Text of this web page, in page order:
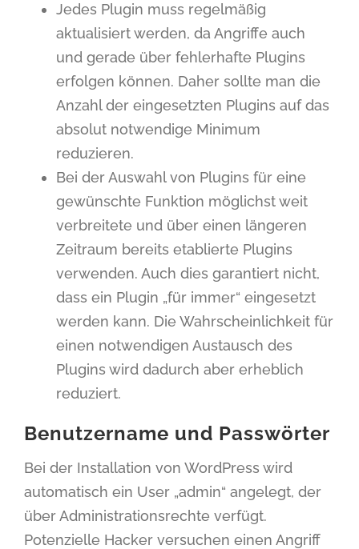
Jedes Plugin muss regelmäßig
aktualisiert werden, da Angriffe auch
und gerade über fehlerhafte Plugins
erfolgen können. Daher sollte man die
Anzahl der eingesetzten Plugins auf das
absolut notwendige Minimum
reduzieren.
Bei der Auswahl von Plugins für eine
gewünschte Funktion möglichst weit
verbreitete und über einen längeren
Zeitraum bereits etablierte Plugins
verwenden. Auch dies garantiert nicht,
dass ein Plugin „für immer“ eingesetzt
werden kann. Die Wahrscheinlichkeit für
einen notwendigen Austausch des
Plugins wird dadurch aber erheblich
reduziert.
Benutzername und Passwörter
Bei der Installation von WordPress wird
automatisch ein User „admin“ angelegt, der
über Administrationsrechte verfügt.
Potenzielle Hacker versuchen einen Angriff